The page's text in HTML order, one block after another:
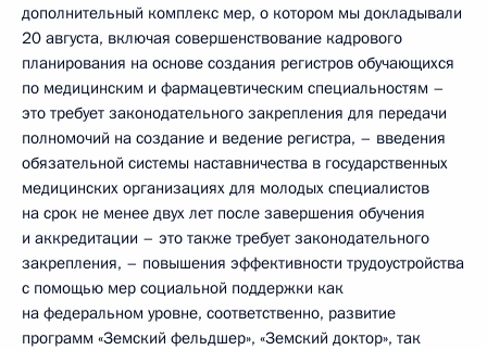
дополнительный комплекс мер, о котором мы докладывали
20 августа, включая совершенствование кадрового
планирования на основе создания регистров обучающихся
по медицинским и фармацевтическим специальностям –
это требует законодательного закрепления для передачи
полномочий на создание и ведение регистра, – введения
обязательной системы наставничества в государственных
медицинских организациях для молодых специалистов
на срок не менее двух лет после завершения обучения
и аккредитации – это также требует законодательного
закрепления, – повышения эффективности трудоустройства
с помощью мер социальной поддержки как
на федеральном уровне, соответственно, развитие
программ «Земский фельдшер», «Земский доктор», так